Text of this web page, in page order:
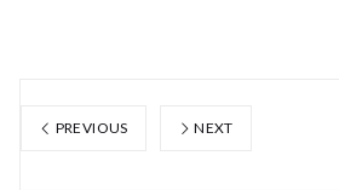
PREVIOUS NEXT